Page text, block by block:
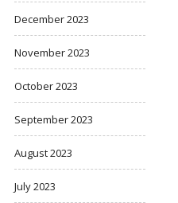
December 2023
November 2023
October 2023
September 2023
August 2023
July 2023